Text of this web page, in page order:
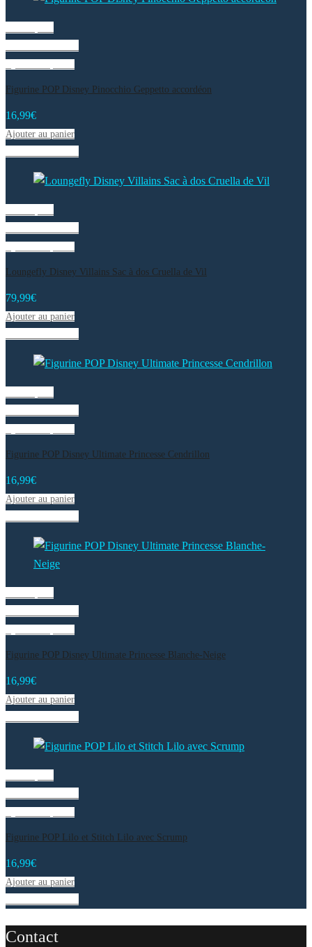
Figurine POP Disney Pinocchio Geppetto accordéon
16,99€
Ajouter au panier
Loungefly Disney Villains Sac à dos Cruella de Vil
79,99€
Ajouter au panier
Figurine POP Disney Ultimate Princesse Cendrillon
16,99€
Ajouter au panier
Figurine POP Disney Ultimate Princesse Blanche-Neige
16,99€
Ajouter au panier
Figurine POP Lilo et Stitch Lilo avec Scrump
16,99€
Ajouter au panier
Contact